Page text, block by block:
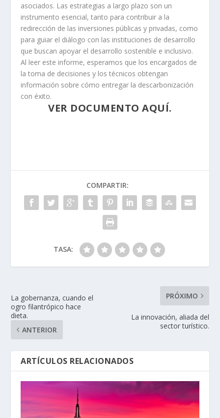
asociados. Las estrategias a largo plazo son un
instrumento esencial, tanto para contribuir a la
redirección de las inversiones públicas y privadas, como
para guiar el diálogo con las instituciones de desarrollo
que buscan apoyar el desarrollo sostenible e inclusivo.
Al leer este informe, esperamos que los encargados de
la toma de decisiones y los técnicos obtengan
información sobre cómo entregar la descarbonización
con éxito.
VER DOCUMENTO AQUÍ.
COMPARTIR:
TASA:
La gobernanza, cuando el
ogro filantrópico hace
dieta.
ANTERIOR
PRÓXIMO
La innovación, aliada del
sector turístico.
ARTÍCULOS RELACIONADOS